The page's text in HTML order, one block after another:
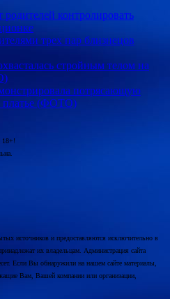
контролировать
трех пар близнецов
стройным телом на
потрясающую
платье (ФОТО)
18+!
источников и предоставляются исключительно в
их владельцам. Администрация сайта
Если Вы обнаружили на нашем сайте материалы,
Вам, Вашей компании или организации,